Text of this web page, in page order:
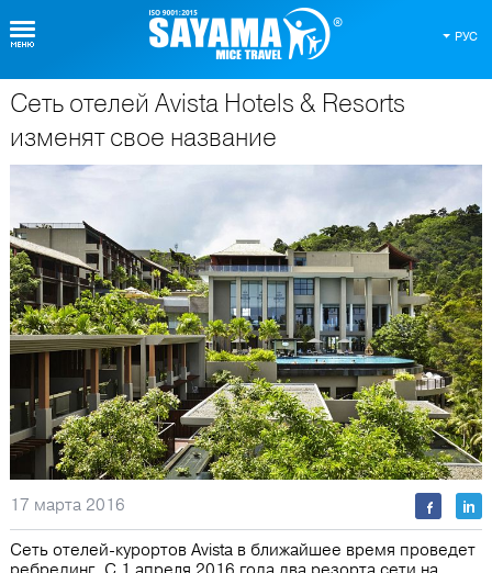
РУС
О Таиланде
Сеть отелей Avista Hotels & Resorts
изменят свое название
17 марта 2016
Сеть отелей-курортов Avista в ближайшее время проведет